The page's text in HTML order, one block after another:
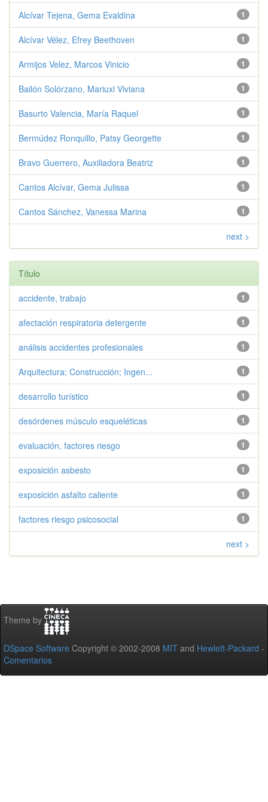
1
Alcívar Tejena, Gema Evaldina
1
Alcívar Vélez, Efrey Beethoven
1
Armijos Velez, Marcos Vinicio
1
Bailón Solórzano, Mariuxi Viviana
1
Basurto Valencia, María Raquel
1
Bermúdez Ronquillo, Patsy Georgette
1
Bravo Guerrero, Auxiliadora Beatriz
1
Cantos Alcívar, Gema Julissa
1
Cantos Sánchez, Vanessa Marina
next >
Título
1
accidente, trabajo
1
afectación respiratoria detergente
1
análisis accidentes profesionales
1
Arquitectura; Construcción; Ingen...
1
desarrollo turístico
1
desórdenes músculo esqueléticas
1
evaluación, factores riesgo
1
exposición asbesto
1
exposición asfalto caliente
1
factores riesgo psicosocial
next >
Theme by
DSpace Software Copyright © 2002-2008 MIT and Hewlett-Packard -
Comentarios